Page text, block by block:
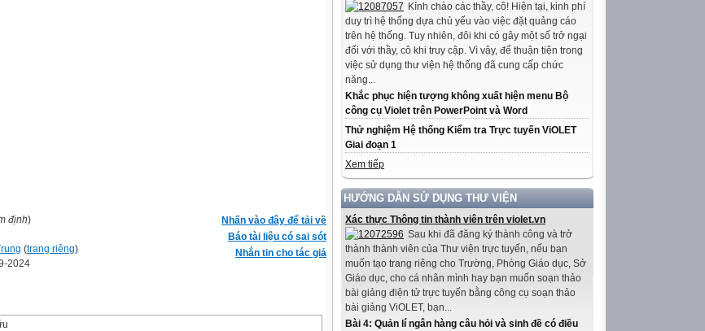
Kính chào các thầy, cô! Hiện tại, kinh phí
duy trì hệ thống dựa chủ yếu vào việc đặt quảng cáo
trên hệ thống. Tuy nhiên, đôi khi có gây một số trở ngại
đối với thầy, cô khi truy cập. Vì vậy, để thuận tiện trong
việc sử dụng thư viện hệ thống đã cung cấp chức
năng...
Khắc phục hiện tượng không xuất hiện menu Bộ
công cụ Violet trên PowerPoint và Word
Thử nghiệm Hệ thống Kiểm tra Trực tuyến ViOLET
Giai đoạn 1
Xem tiếp
HƯỚNG DẪN SỬ DỤNG THƯ VIỆN
Xác thực Thông tin thành viên trên violet.vn
Sau khi đã đăng ký thành công và trở
thành thành viên của Thư viện trực tuyến, nếu bạn
muốn tạo trang riêng cho Trường, Phòng Giáo dục, Sở
Giáo dục, cho cá nhân mình hay bạn muốn soạn thảo
bài giảng điện tử trực tuyến bằng công cụ soạn thảo
bài giảng ViOLET, bạn...
Bài 4: Quản lí ngân hàng câu hỏi và sinh đề có điều
Nhấn vào đây để tải về
Báo tài liệu có sai sót
Nhắn tin cho tác giả
định)
(trang riêng)
2024